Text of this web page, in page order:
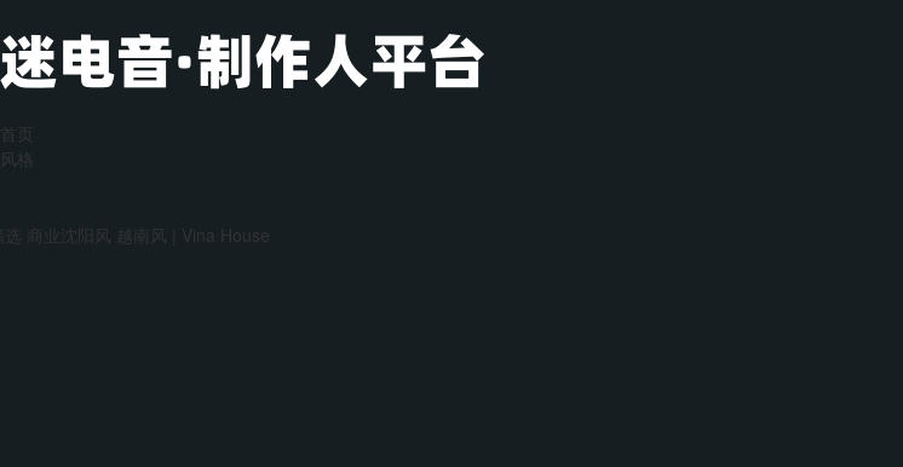
首页
风格
商业沈阳风 越南风 | Vina House